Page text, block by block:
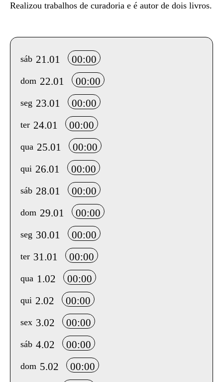
Realizou trabalhos de curadoria e é autor de dois livros.
Info sobre horário e bilhetes
sáb 21.01 00:00
dom 22.01 00:00
seg 23.01 00:00
ter 24.01 00:00
qua 25.01 00:00
qui 26.01 00:00
sáb 28.01 00:00
dom 29.01 00:00
seg 30.01 00:00
ter 31.01 00:00
qua 1.02 00:00
qui 2.02 00:00
sex 3.02 00:00
sáb 4.02 00:00
dom 5.02 00:00